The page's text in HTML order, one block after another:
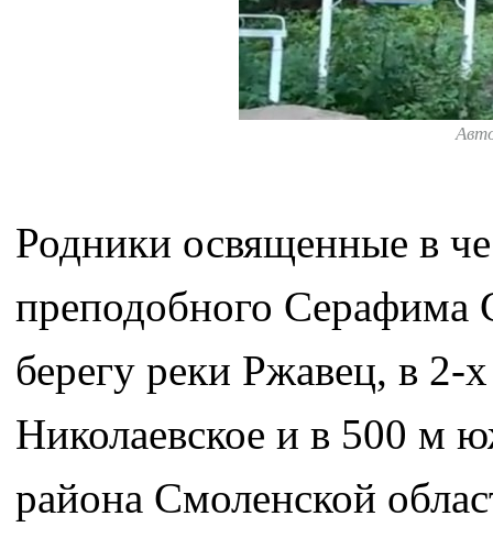
Родники освященные в
преподобного Серафима
берегу реки Ржавец, в 2-
Николаевское и в 500 м
района Смоленской